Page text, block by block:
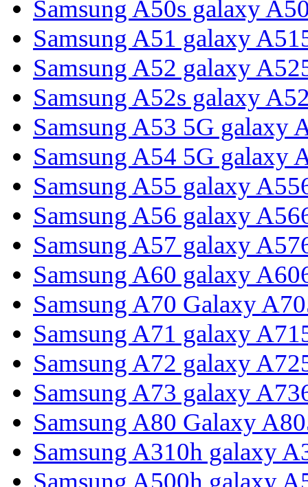
Samsung A50s galaxy
Samsung A51 galaxy
Samsung A52 galaxy
Samsung A52s galaxy
Samsung A53 5G galaxy
Samsung A54 5G galaxy
Samsung A55 galaxy
Samsung A56 galaxy
Samsung A57 galaxy
Samsung A60 galaxy
Samsung A70 Galaxy
Samsung A71 galaxy
Samsung A72 galaxy
Samsung A73 galaxy
Samsung A80 Galaxy
Samsung A310h galaxy
Samsung A500h galaxy